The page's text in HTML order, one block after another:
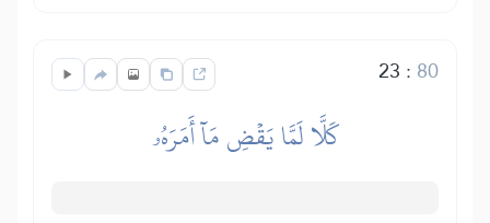
23 : 80
كَلَّا لَمَّا يَقۡضِ مَآ أَمَرَهُۥ